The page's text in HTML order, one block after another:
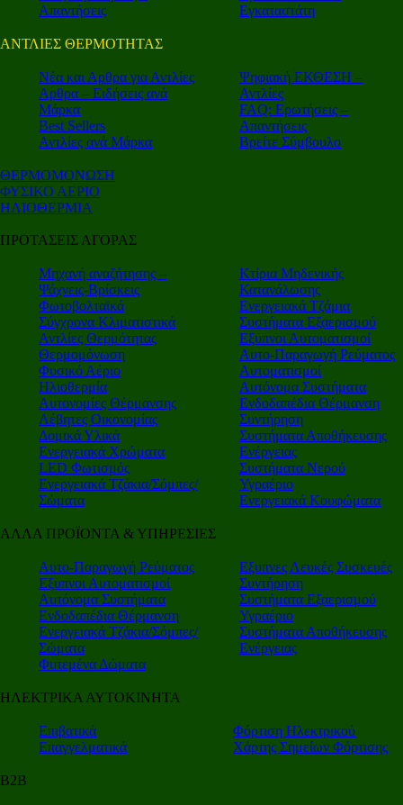
Απαντήσεις
Εγκαταστάτη
ΑΝΤΛΙΕΣ ΘΕΡΜΟΤΗΤΑΣ
Nέα και Αρθρα για Αντλίες
Αρθρα – Ειδήσεις ανά
Μάρκα
Best Sellers
Αντλίες ανά Μάρκα
Ψηφιακή ΕΚΘΕΣΗ –
Αντλίες
FAQ: Ερωτήσεις –
Απαντήσεις
Βρείτε Σύμβουλο
ΘΕΡΜΟΜΟΝΩΣΗ
ΦΥΣΙΚΟ ΑΕΡΙΟ
ΗΛΙΟΘΕΡΜΙΑ
ΠΡΟΤΑΣΕΙΣ ΑΓΟΡΑΣ
Μηχανή αναζήτησης –
Ψάχνεις-Βρίσκεις
Φωτοβολταϊκά
Σύγχρονα Κλιματιστικά
Αντλίες Θερμότητας
Θερμομόνωση
Φυσικό Αέριο
Ηλιοθερμία
Αυτονομίες Θέρμανσης
Λέβητες Οικονομίας
Δομικά Υλικά
Ενεργειακά Χρώματα
LED Φωτισμός
Ενεργειακά Τζάκια/Σόμπες/
Σώματα
Κτίρια Μηδενικής
Κατανάλωσης
Ενεργειακά Τζάμια
Συστήματα Εξαερισμού
Εξυπνοι Αυτοματισμοί
Αυτο-Παραγωγή Ρεύματος
Αυτοματισμοί
Αυτόνομα Συστήματα
Ενδοδαπέδια Θέρμανση
Συντήρηση
Συστήματα Αποθήκευσης
Ενέργειας
Συστήματα Νερού
Υγραέριο
Ενεργειακά Κουφώματα
ΑΛΛΑ ΠΡΟΪΟΝΤΑ & ΥΠΗΡΕΣΙΕΣ
Αυτο-Παραγωγή Ρεύματος
Εξυπνοι Αυτοματισμοί
Αυτόνομα Συστήματα
Ενδοδαπέδια Θέρμανση
Ενεργειακά Τζάκια/Σόμπες/
Σώματα
Φυτεμένα Δώματα
Εξυπνες Λευκές Συσκευές
Συντήρηση
Συστήματα Εξαερισμού
Υγραέριο
Συστήματα Αποθήκευσης
Ενέργειας
ΗΛΕΚΤΡΙΚΑ ΑΥΤΟΚΙΝΗΤΑ
Επιβατικά
Επαγγελματικά
Φόρτιση Ηλεκτρικού
Χάρτης Σημείων Φόρτισης
Β2Β